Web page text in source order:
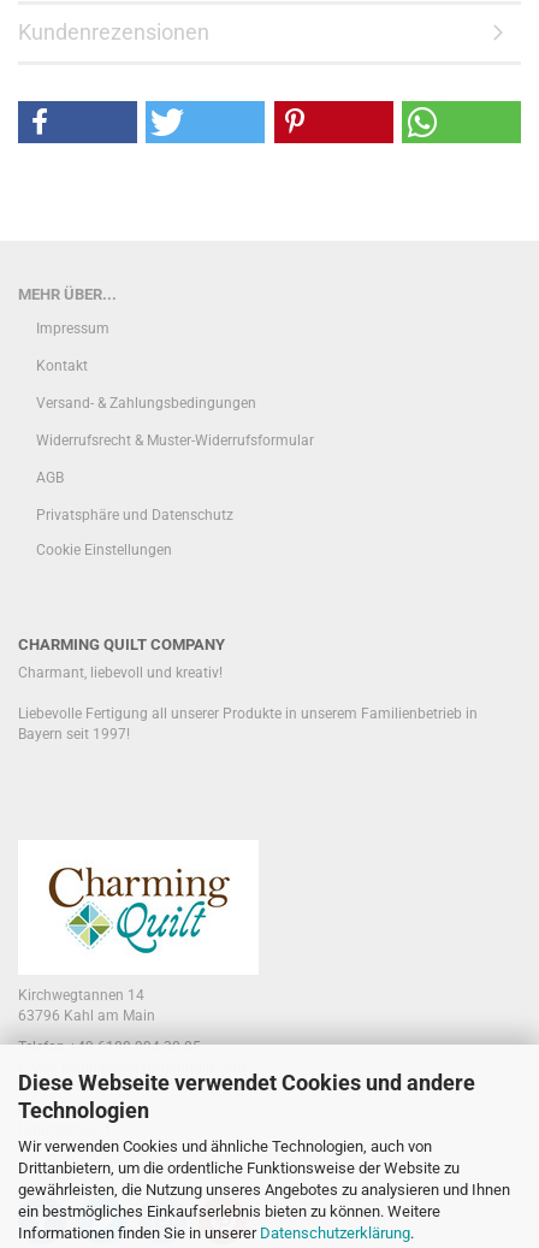
Diese Webseite verwendet Cookies und andere
Technologien
Wir verwenden Cookies und ähnliche Technologien, auch von
Drittanbietern, um die ordentliche Funktionsweise der Website zu
gewährleisten, die Nutzung unseres Angebotes zu analysieren und Ihnen
ein bestmögliches Einkaufserlebnis bieten zu können. Weitere
Informationen finden Sie in unserer Datenschutzerklärung.
Kundenrezensionen
MEHR ÜBER...
Impressum
Kontakt
Versand- & Zahlungsbedingungen
Widerrufsrecht & Muster-Widerrufsformular
AGB
Privatsphäre und Datenschutz
Cookie Einstellungen
CHARMING QUILT COMPANY
Charmant, liebevoll und kreativ!
Liebevolle Fertigung all unserer Produkte in unserem Familienbetrieb in
Bayern seit 1997!
Kirchwegtannen 14
63796 Kahl am Main
Telefon +49 6188 994 30 85
Laden:
63796 Kahl am Main